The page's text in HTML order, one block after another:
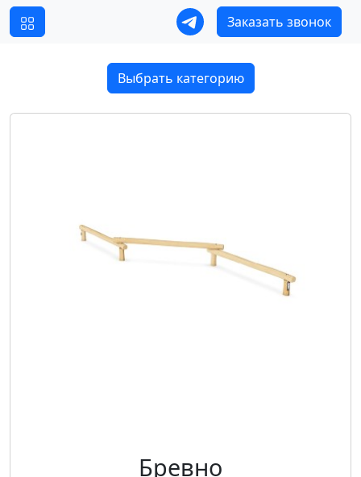
Заказать звонок
Выбрать категорию
Бревно